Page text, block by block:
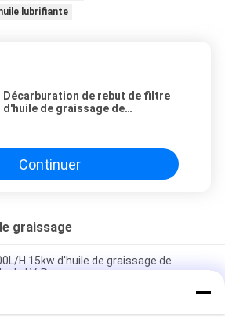
lubrifiante
Décarburation de rebut de filtre
d'huile de graissage de
Continuer
graissage
H 15kw d'huile de graissage de
de LV-P
de graissage avec la structure 50Hz